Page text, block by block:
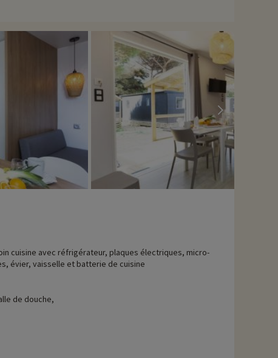
déjà négocié des activités, elles sont réservables avec
cuisine avec réfrigérateur, plaques électriques, micro-
évier, vaisselle et batterie de cuisine
de douche,